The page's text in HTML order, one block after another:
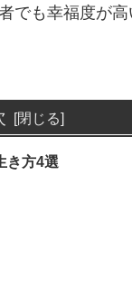
でも幸福度が
き方4選